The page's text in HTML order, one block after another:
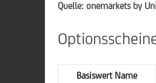
Quelle: onemarkets by
Basiswert Name